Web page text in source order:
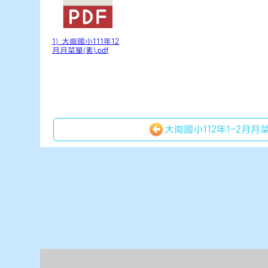
1) 大崗國小111年12
月月菜單(素).pdf
大崗國小112年1-2月月菜